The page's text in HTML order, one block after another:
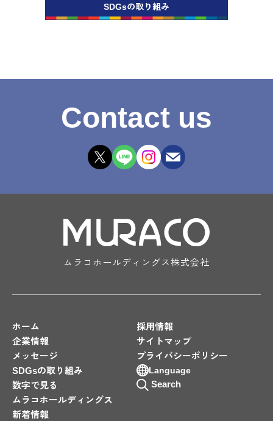
SDGsの取り組み
Contact us
ムラコホールディングス株式会社
ホーム
企業情報
メッセージ
SDGsの取り組み
数字で見る
ムラコホールディングス
新着情報
採用情報
サイトマップ
プライバシーポリシー
Language
Search